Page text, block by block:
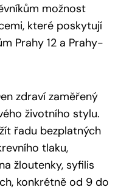
možnost
které poskytují
Prahy 12 a Prahy-
zdraví zaměřený
životního stylu.
řadu bezplatných
tlaku,
žloutenky, syfilis
konkrétně od 9 do